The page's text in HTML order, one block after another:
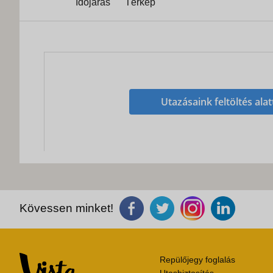
Időjárás Térkép
Utazásaink feltöltés
Kövessen minket!
Repülőjegy foglalás